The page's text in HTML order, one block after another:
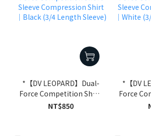
*【DV LEOPARD】Dual-
Force Competition Short
Sleeve Compression
NT$850
*【DV
Force